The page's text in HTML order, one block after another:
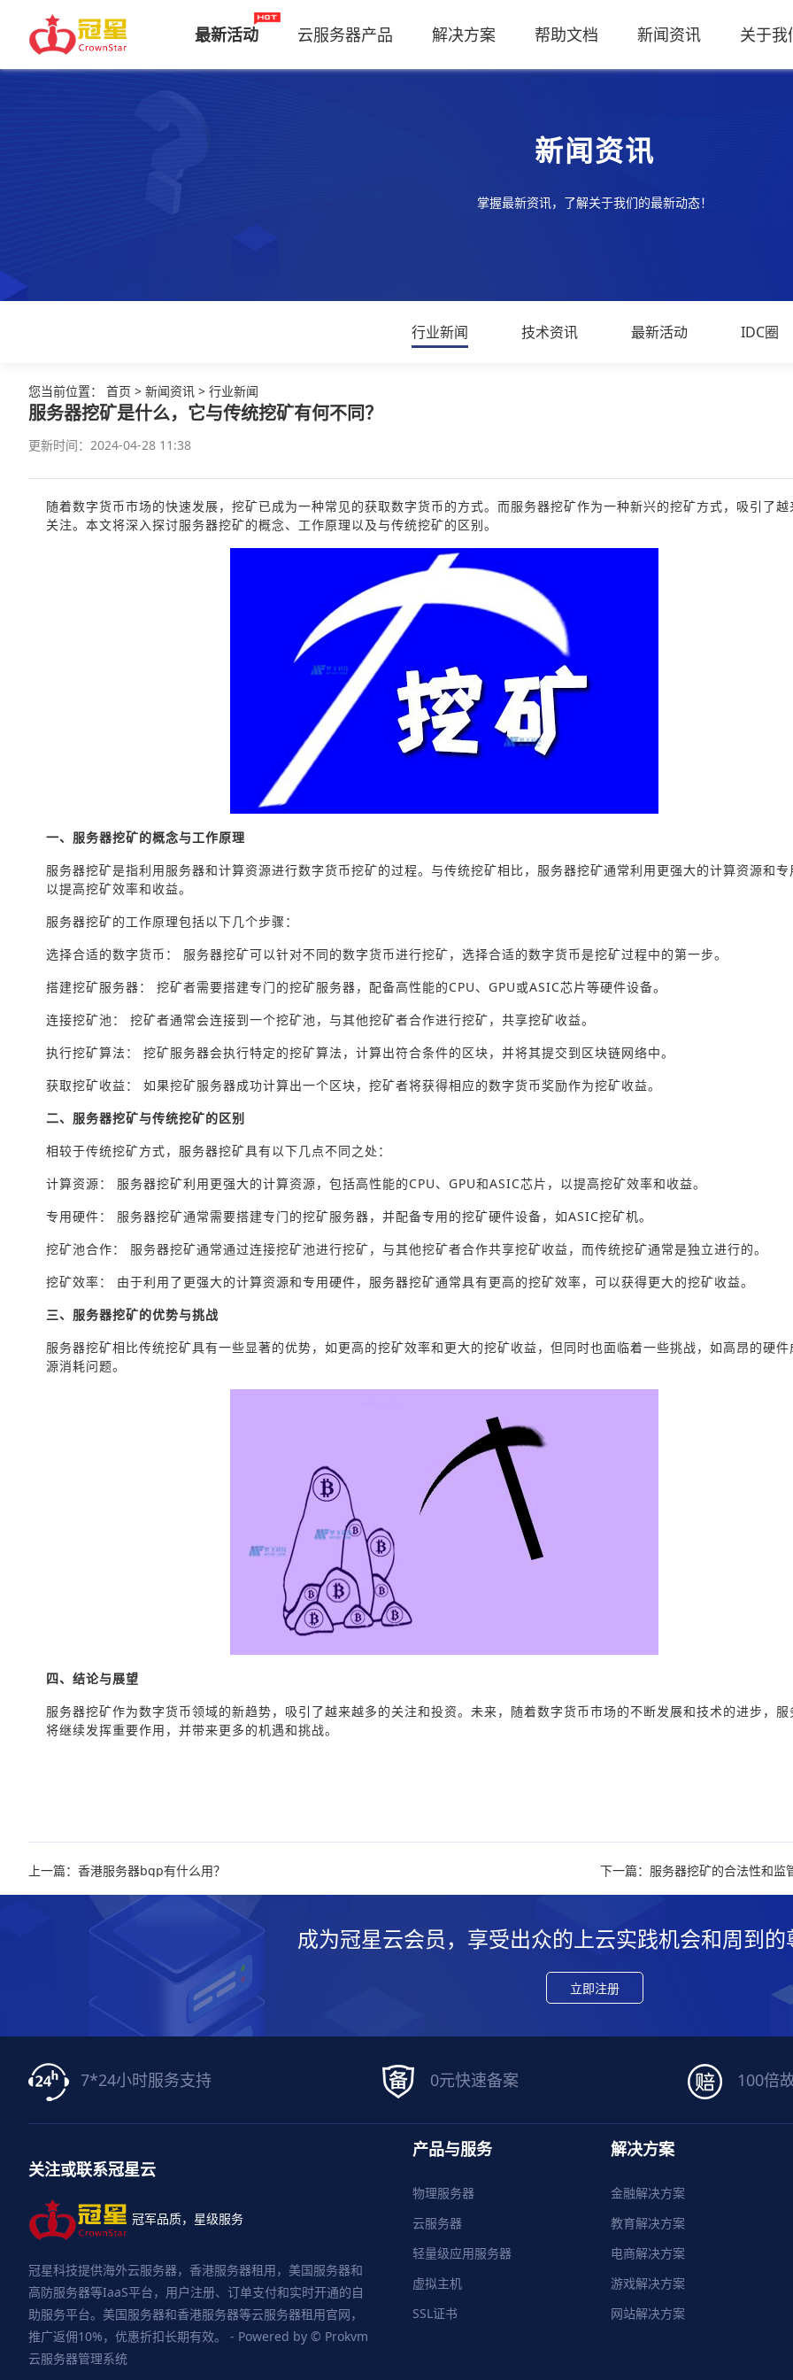
最新活动 云服务器产品 解决方案 帮助文档 新闻资讯 关于我
新闻资讯
掌握最新资讯，了解关于我们的最新动态！
行业新闻 技术资讯 最新活动 IDC圈
您当前位置： 首页 > 新闻资讯 > 行业新闻
服务器挖矿是什么，它与传统挖矿有何不同？
更新时间：2024-04-28 11:38
随着数字货币市场的快速发展，挖矿已成为一种常见的获取数字货币的方式。而服务器挖矿作为一种新兴的挖矿方式，吸引了
关注。本文将深入探讨服务器挖矿的概念、工作原理以及与传统挖矿的区别。
一、服务器挖矿的概念与工作原理
服务器挖矿是指利用服务器和计算资源进行数字货币挖矿的过程。与传统挖矿相比，服务器挖矿通常利用更强大的计算资源和
以提高挖矿效率和收益。
服务器挖矿的工作原理包括以下几个步骤：
选择合适的数字货币： 服务器挖矿可以针对不同的数字货币进行挖矿，选择合适的数字货币是挖矿过程中的第一步。
搭建挖矿服务器： 挖矿者需要搭建专门的挖矿服务器，配备高性能的CPU、GPU或ASIC芯片等硬件设备。
连接挖矿池： 挖矿者通常会连接到一个挖矿池，与其他挖矿者合作进行挖矿，共享挖矿收益。
执行挖矿算法： 挖矿服务器会执行特定的挖矿算法，计算出符合条件的区块，并将其提交到区块链网络中。
获取挖矿收益： 如果挖矿服务器成功计算出一个区块，挖矿者将获得相应的数字货币奖励作为挖矿收益。
二、服务器挖矿与传统挖矿的区别
相较于传统挖矿方式，服务器挖矿具有以下几点不同之处：
计算资源： 服务器挖矿利用更强大的计算资源，包括高性能的CPU、GPU和ASIC芯片，以提高挖矿效率和收益。
专用硬件： 服务器挖矿通常需要搭建专门的挖矿服务器，并配备专用的挖矿硬件设备，如ASIC挖矿机。
挖矿池合作： 服务器挖矿通常通过连接挖矿池进行挖矿，与其他挖矿者合作共享挖矿收益，而传统挖矿通常是独立进行的。
挖矿效率： 由于利用了更强大的计算资源和专用硬件，服务器挖矿通常具有更高的挖矿效率，可以获得更大的挖矿收益。
三、服务器挖矿的优势与挑战
服务器挖矿相比传统挖矿具有一些显著的优势，如更高的挖矿效率和更大的挖矿收益，但同时也面临着一些挑战，如高昂的硬
源消耗问题。
四、结论与展望
服务器挖矿作为数字货币领域的新趋势，吸引了越来越多的关注和投资。未来，随着数字货币市场的不断发展和技术的进步，
将继续发挥重要作用，并带来更多的机遇和挑战。
上一篇：香港服务器bgp有什么用？ 下一篇：服务器挖矿的合法性和监
成为冠星云会员，享受出众的上云实践机会和周到
立即注册
7*24小时服务支持 0元快速备案 100倍
关注或联系冠星云
冠军品质，星级服务
冠星科技提供海外云服务器，香港服务器租用，美国服务器和
高防服务器等IaaS平台，用户注册、订单支付和实时开通的自
助服务平台。美国服务器和香港服务器等云服务器租用官网，
推广返佣10%，优惠折扣长期有效。 - Powered by © Prokvm
云服务器管理系统
产品与服务
物理服务器
云服务器
轻量级应用服务器
虚拟主机
SSL证书
解决方案
金融解决方案
教育解决方案
电商解决方案
游戏解决方案
网站解决方案